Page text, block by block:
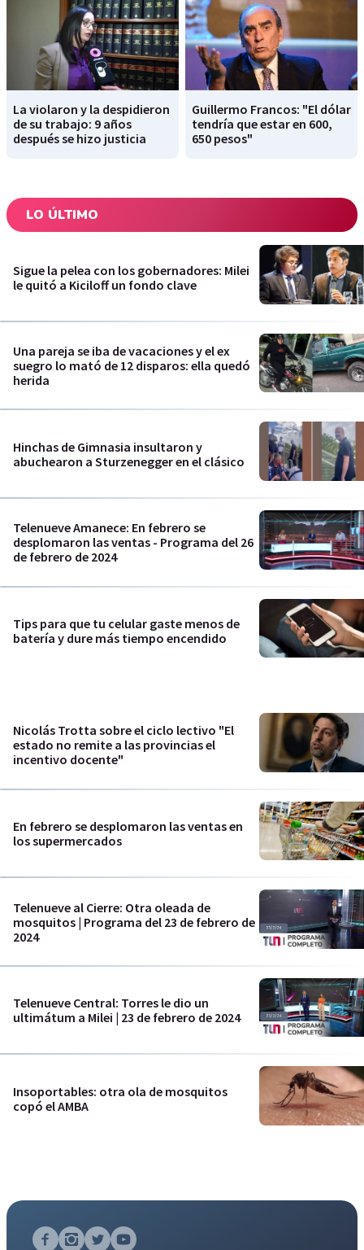
La violaron y la despidieron
de su trabajo: 9 años
después se hizo justicia
Guillermo Francos: "El dólar
tendría que estar en 600,
650 pesos"
LO ÚLTIMO
Sigue la pelea con los gobernadores: Milei
le quitó a Kiciloff un fondo clave
Una pareja se iba de vacaciones y el ex
suegro lo mató de 12 disparos: ella quedó
herida
Hinchas de Gimnasia insultaron y
abuchearon a Sturzenegger en el clásico
Telenueve Amanece: En febrero se
desplomaron las ventas - Programa del 26
de febrero de 2024
Tips para que tu celular gaste menos de
batería y dure más tiempo encendido
Nicolás Trotta sobre el ciclo lectivo "El
estado no remite a las provincias el
incentivo docente"
En febrero se desplomaron las ventas en
los supermercados
Telenueve al Cierre: Otra oleada de
mosquitos | Programa del 23 de febrero de
2024
Telenueve Central: Torres le dio un
ultimátum a Milei | 23 de febrero de 2024
Insoportables: otra ola de mosquitos
copó el AMBA